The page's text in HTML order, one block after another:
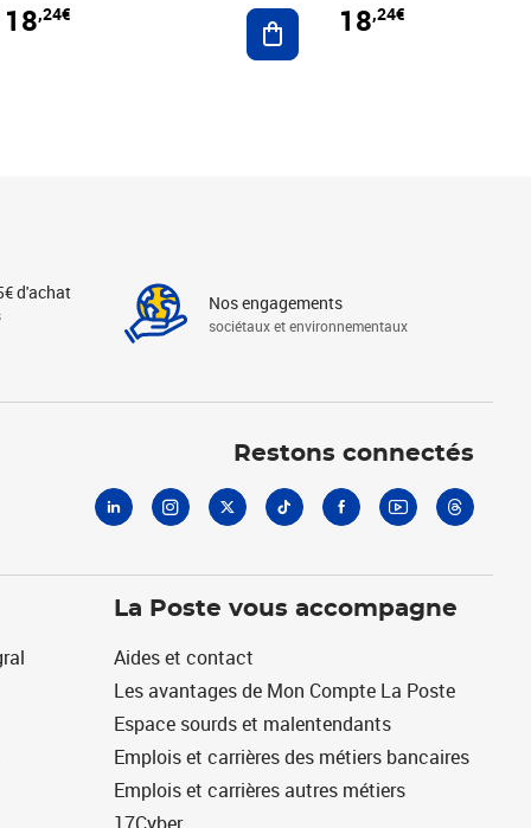
au panier
18,24€ Ajouter au panier
18,24€
d'achat Nos engagements
sociétaux et environnementaux
Restons connectés
La Poste vous accompagne
Aides et contact
Les avantages de Mon Compte La Poste
Espace sourds et malentendants
Emplois et carrières des métiers bancaires
Emplois et carrières autres métiers